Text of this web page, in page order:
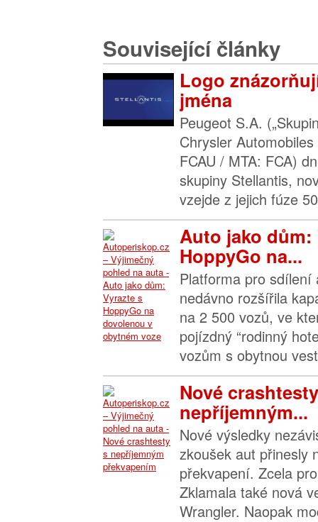
Související články
Logo
jména
Peugeot S.A.
Chrysler Automobiles
FCAU / MTA: FCA)
skupiny Stellantis,
vzejde z jejich fúze
Auto jako dům:
HoppyGo na...
Platforma pro sdílení
nedávno rozšířila
na 2 500 vozů, ve
pojízdný “rodinný
vozům s obytnou
Nové
nepříjemným...
Nové výsledky
zkoušek aut přinesly
překvapení. Zcela
Zklamala také nová
Wrangler. Naopak